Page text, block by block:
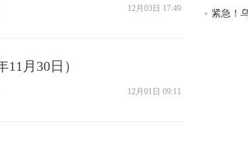
12月03日 17:49
月30日）
12月01日 09:11